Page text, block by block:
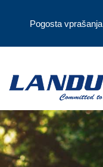
Pogosta vprašanja